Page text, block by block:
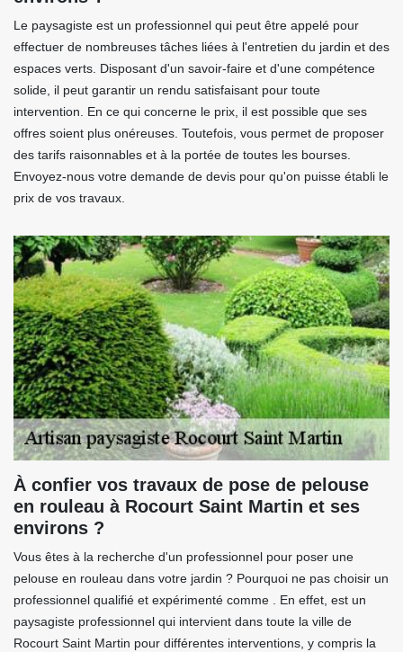
Le paysagiste est un professionnel qui peut être appelé pour
effectuer de nombreuses tâches liées à l'entretien du jardin et des
espaces verts. Disposant d'un savoir-faire et d'une compétence
solide, il peut garantir un rendu satisfaisant pour toute
intervention. En ce qui concerne le prix, il est possible que ses
offres soient plus onéreuses. Toutefois, vous permet de proposer
des tarifs raisonnables et à la portée de toutes les bourses.
Envoyez-nous votre demande de devis pour qu'on puisse établi le
prix de vos travaux.
À confier vos travaux de pose de pelouse
en rouleau à Rocourt Saint Martin et ses
environs ?
Vous êtes à la recherche d'un professionnel pour poser une
pelouse en rouleau dans votre jardin ? Pourquoi ne pas choisir un
professionnel qualifié et expérimenté comme . En effet, est un
paysagiste professionnel qui intervient dans toute la ville de
Rocourt Saint Martin pour différentes interventions, y compris la